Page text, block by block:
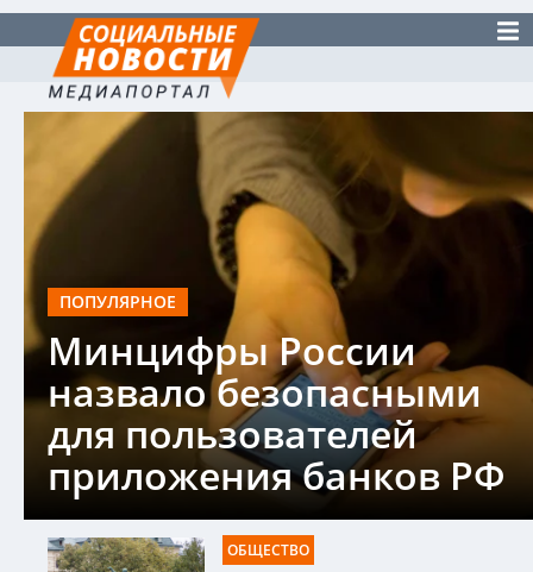
ПОПУЛЯРНОЕ
Минцифры России
назвало безопасными
для пользователей
приложения банков РФ
ОБЩЕСТВО